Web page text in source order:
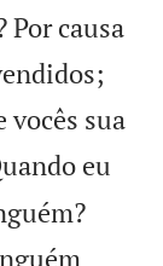
Por causa
vocês sua
eu